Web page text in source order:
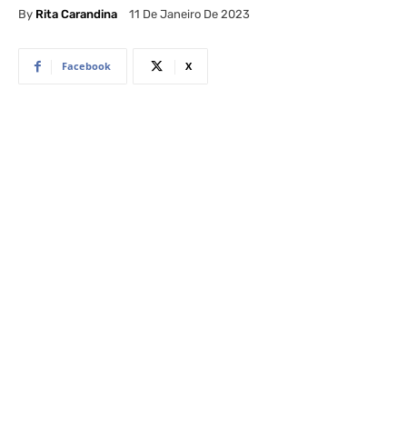
By Rita Carandina 11 De Janeiro De 2023
Facebook X